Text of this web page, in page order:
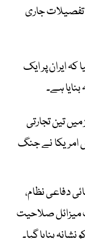
جاری
ایران پر ایک
تین تجارتی
امریکا نے جنگ
دفاعی نظام،
میزائل صلاحیت
بنایا گیا۔